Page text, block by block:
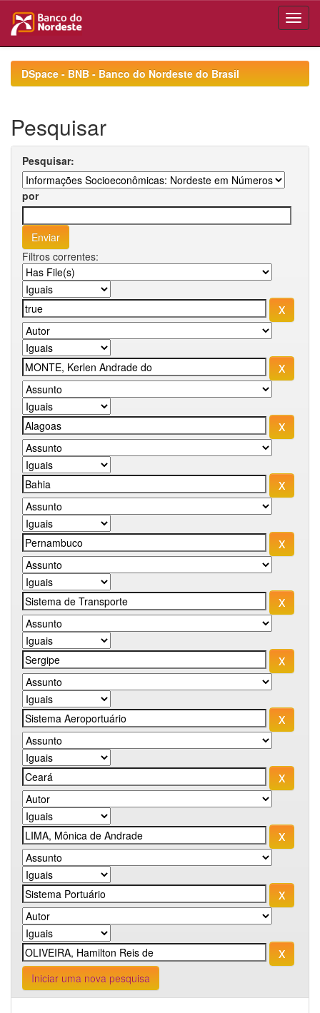
navigationDSpace - BNB - Banco do Nordeste do Brasil
Pesquisar
Pesquisar:
por
Filtros correntes:
Iniciar uma nova pesquisa